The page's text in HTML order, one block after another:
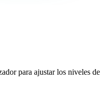
para ajustar los niveles de